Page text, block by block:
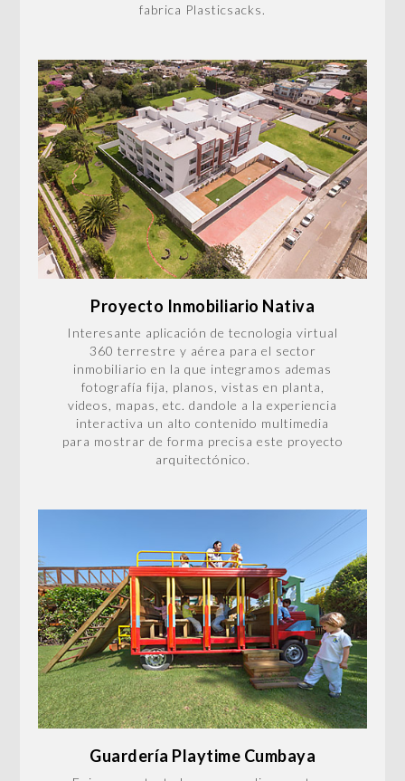
fabrica Plasticsacks.
Proyecto Inmobiliario Nativa
Interesante aplicación de tecnologia virtual
360 terrestre y aérea para el sector
inmobiliario en la que integramos ademas
fotografía fija, planos, vistas en planta,
videos, mapas, etc. dandole a la experiencia
interactiva un alto contenido multimedia
para mostrar de forma precisa este proyecto
arquitectónico.
Guardería Playtime Cumbaya